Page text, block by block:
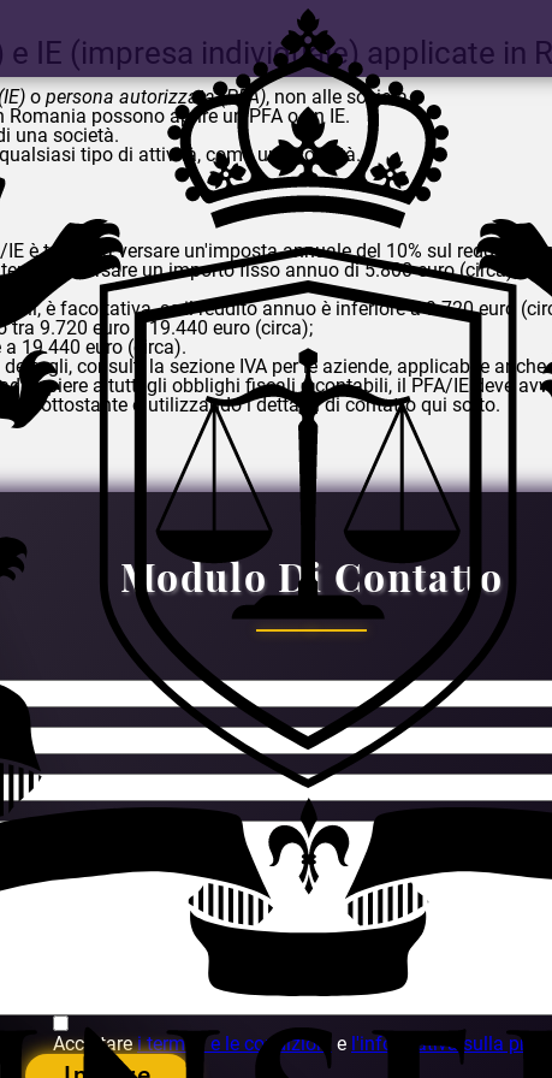
IE (impresa individuale) applicate in
o persona autorizzata (PFA), non alle società.
possono aprire un PFA o un IE.
una società.
tipo di attività, come una società.
è tenuta a versare un'imposta annuale del 10% sul reddito
a versare un importo fisso annuo di 5.800 euro (circa).
è facoltativa, se il reddito annuo è inferiore a 9.720 euro
9.720 euro e 19.440 euro (circa);
19.440 euro (circa).
consulti la sezione IVA per le aziende, applicabile
a tutti gli obblighi fiscali e contabili, il PFA/IE deve
sottostante o utilizzando i dettagli di contatto qui sotto.
Modulo Di Contatto
Accettarei termini e le condizioni e l'informativa sulla